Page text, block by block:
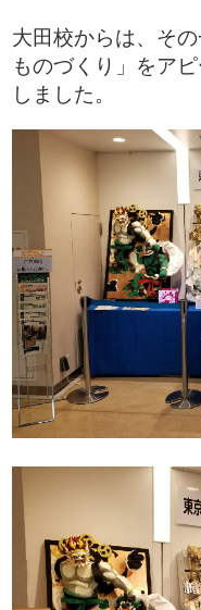
大田校からは、そ
ものづくり」をア
しました。